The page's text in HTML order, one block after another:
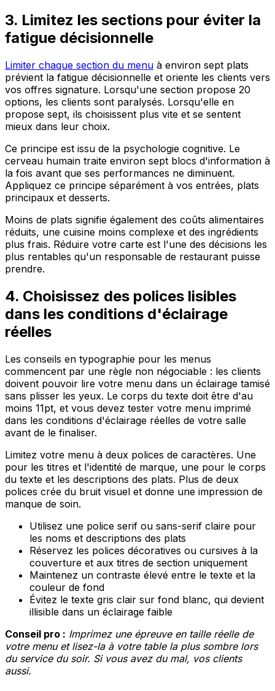
3. Limitez les sections pour éviter la
fatigue décisionnelle
Limiter chaque section du menu à environ sept plats
prévient la fatigue décisionnelle et oriente les clients vers
vos offres signature. Lorsqu'une section propose 20
options, les clients sont paralysés. Lorsqu'elle en
propose sept, ils choisissent plus vite et se sentent
mieux dans leur choix.
Ce principe est issu de la psychologie cognitive. Le
cerveau humain traite environ sept blocs d'information à
la fois avant que ses performances ne diminuent.
Appliquez ce principe séparément à vos entrées, plats
principaux et desserts.
Moins de plats signifie également des coûts alimentaires
réduits, une cuisine moins complexe et des ingrédients
plus frais. Réduire votre carte est l'une des décisions les
plus rentables qu'un responsable de restaurant puisse
prendre.
4. Choisissez des polices lisibles
dans les conditions d'éclairage
réelles
Les conseils en typographie pour les menus
commencent par une règle non négociable : les clients
doivent pouvoir lire votre menu dans un éclairage tamisé
sans plisser les yeux. Le corps du texte doit être d'au
moins 11pt, et vous devez tester votre menu imprimé
dans les conditions d'éclairage réelles de votre salle
avant de le finaliser.
Limitez votre menu à deux polices de caractères. Une
pour les titres et l'identité de marque, une pour le corps
du texte et les descriptions des plats. Plus de deux
polices crée du bruit visuel et donne une impression de
manque de soin.
Utilisez une police serif ou sans-serif claire pour
les noms et descriptions des plats
Réservez les polices décoratives ou cursives à la
couverture et aux titres de section uniquement
Maintenez un contraste élevé entre le texte et la
couleur de fond
Évitez le texte gris clair sur fond blanc, qui devient
illisible dans un éclairage faible
Conseil pro : Imprimez une épreuve en taille réelle de
votre menu et lisez-la à votre table la plus sombre lors
du service du soir. Si vous avez du mal, vos clients
aussi.